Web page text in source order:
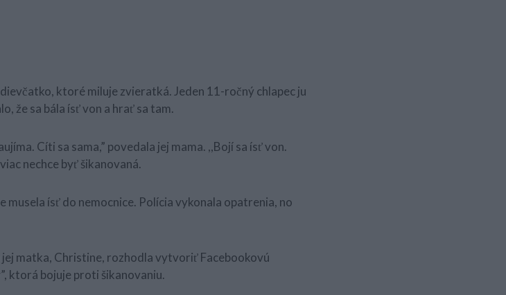
ktoré miluje zvieratká. Jeden 11-ročný chlapec ju
že sa bála ísť von a hrať sa tam.
Cíti sa sama,” povedala jej mama. ,,Bojí sa ísť von.
nechce byť šikanovaná.
musela ísť do nemocnice. Polícia vykonala opatrenia, no
matka, Christine, rozhodla vytvoriť Facebookovú
ktorá bojuje proti šikanovaniu.